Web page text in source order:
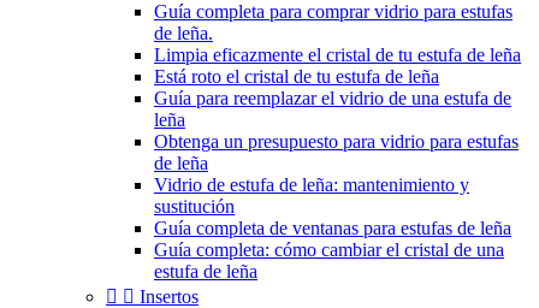
Guía completa para comprar vidrio para estufas
de leña.
Limpia eficazmente el cristal de tu estufa de leña
Está roto el cristal de tu estufa de leña
Guía para reemplazar el vidrio de una estufa de
leña
Obtenga un presupuesto para vidrio para estufas
de leña
Vidrio de estufa de leña: mantenimiento y
sustitución
Guía completa de ventanas para estufas de leña
Guía completa: cómo cambiar el cristal de una
estufa de leña
  Insertos